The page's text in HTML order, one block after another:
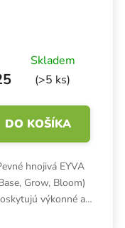
Skladem
(>5 ks)
DO KOŠÍKA
hnojivá EYVA
Grow, Bloom)
výkonné a